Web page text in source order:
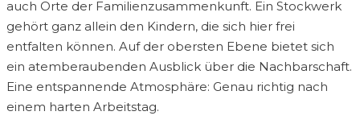
auch Orte der Familienzusammenkunft. Ein Stockwerk
gehört ganz allein den Kindern, die sich hier frei
entfalten können. Auf der obersten Ebene bietet sich
ein atemberaubenden Ausblick über die Nachbarschaft.
Eine entspannende Atmosphäre: Genau richtig nach
einem harten Arbeitstag.